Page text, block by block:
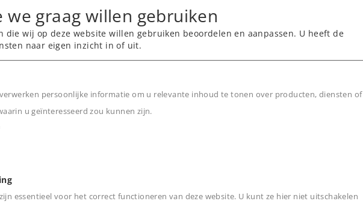
we graag willen gebruiken
die wij op deze website willen gebruiken beoordelen en aanpassen. U heeft de
naar eigen inzicht in of uit.
persoonlijke informatie om u relevante inhoud te tonen over producten, diensten of
u geïnteresseerd zou kunnen zijn.
essentieel voor het correct functioneren van deze website. U kunt ze hier niet uitschakelen